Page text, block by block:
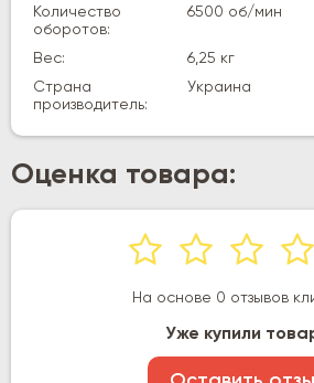
Количество
оборотов:
6500 об/мин
Вес:
6,25 кг
Страна
производитель:
Украина
Оценка товара:
На основе 0 отзывов
Уже купили